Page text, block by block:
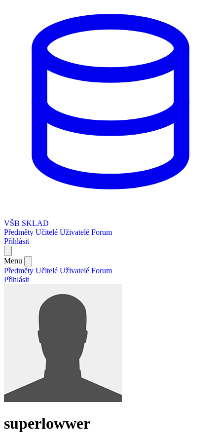
VŠB SKLAD
Předměty Učitelé Uživatelé Forum
Přihlásit
Menu
Předměty Učitelé Uživatelé Forum
Přihlásit
superlowwer